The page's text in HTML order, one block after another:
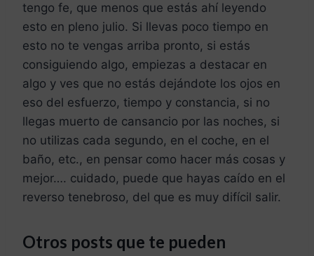
tengo fe, que menos que estás ahí leyendo
esto en pleno julio. Si llevas poco tiempo en
esto no te vengas arriba pronto, si estás
consiguiendo algo, empiezas a destacar en
algo y ves que no estás dejándote los ojos en
eso del esfuerzo, tiempo y constancia, si no
llegas muerto de cansancio por las noches, si
no utilizas cada segundo, en el coche, en el
baño, etc., en pensar como hacer más cosas y
mejor…. cuidado, puede que hayas caído en el
reverso tenebroso, del que es muy difícil salir.
Otros posts que te pueden